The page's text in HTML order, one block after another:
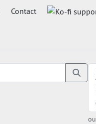
Contact
ou